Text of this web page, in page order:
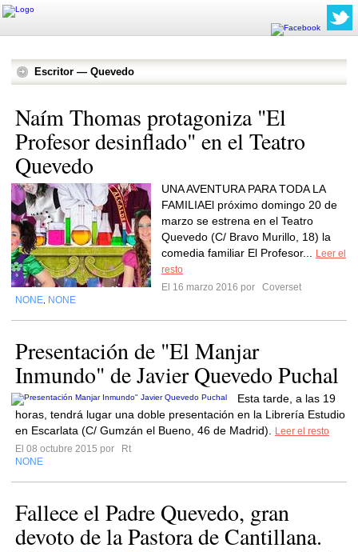
Escritor — Quevedo
Naím Thomas protagoniza "El
Profesor desinflado" en el Teatro
UNA AVENTURA PARA TODA LA
FAMILIAEl próximo domingo 20 de
marzo se estrena en el Teatro
Quevedo (C/ Bravo Murillo, 18) la
comedia familiar El Profesor...
Leer el
resto
El 16 marzo 2016 por
Coverset
NONE NONE
Presentación de "El Manjar
Inmundo" de Javier Quevedo Puchal
Esta tarde, a las 19
horas, tendrá lugar una doble presentación en la Librería Estudio
en Escarlata (C/ Gumzán el Bueno, 46 de Madrid).
Leer el resto
El 08 octubre 2015 por
Rt
NONE
Fallece el Padre Quevedo, gran
devoto de la Pastora de Cantillana.